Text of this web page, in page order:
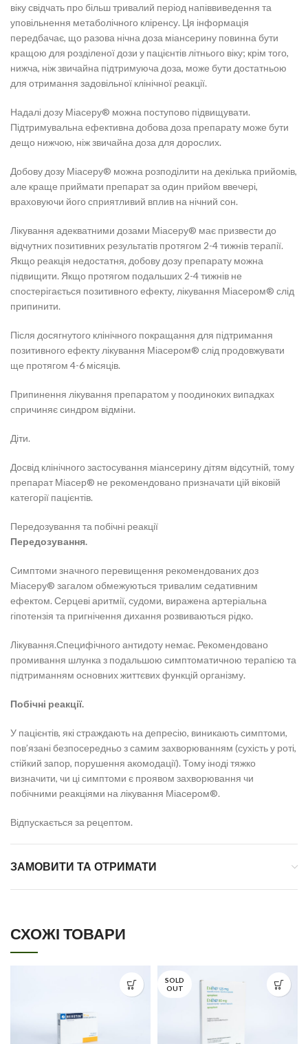
віку свідчать про більш тривалий період напіввиведення та
уповільнення метаболічного кліренсу. Ця інформація
передбачає, що разова нічна доза міансерину повинна бути
кращою для розділеної дози у пацієнтів літнього віку; крім того,
нижча, ніж звичайна підтримуюча доза, може бути достатньою
для отримання задовільної клінічної реакції.
Надалі дозу Міасеру® можна поступово підвищувати.
Підтримувальна ефективна добова доза препарату може бути
дещо нижчою, ніж звичайна доза для дорослих.
Добову дозу Міасеру® можна розподілити на декілька прийомів,
але краще приймати препарат за один прийом ввечері,
враховуючи його сприятливий вплив на нічний сон.
Лікування адекватними дозами Міасеру® має призвести до
відчутних позитивних результатів протягом 2-4 тижнів терапії.
Якщо реакція недостатня, добову дозу препарату можна
підвищити. Якщо протягом подальших 2-4 тижнів не
спостерігається позитивного ефекту, лікування Міасером® слід
припинити.
Після досягнутого клінічного покращання для підтримання
позитивного ефекту лікування Міасером® слід продовжувати
ще протягом 4-6 місяців.
Припинення лікування препаратом у поодиноких випадках
спричиняє синдром відміни.
Діти.
Досвід клінічного застосування міансерину дітям відсутній, тому
препарат Міасер® не рекомендовано призначати цій віковій
категорії пацієнтів.
Передозування та побічні реакції
Передозування.
Симптоми значного перевищення рекомендованих доз
Міасеру® загалом обмежуються тривалим седативним
ефектом. Серцеві аритмії, судоми, виражена артеріальна
гіпотензія та пригнічення дихання розвиваються рідко.
Лікування.Специфічного антидоту немає. Рекомендовано
промивання шлунка з подальшою симптоматичною терапією та
підтриманням основних життєвих функцій організму.
Побічні реакції.
У пацієнтів, які страждають на депресію, виникають симптоми,
пов’язані безпосередньо з самим захворюванням (сухість у роті,
стійкий запор, порушення акомодації). Тому іноді тяжко
визначити, чи ці симптоми є проявом захворювання чи
побічними реакціями на лікування Міасером®.
Відпускається за рецептом.
ЗАМОВИТИ ТА ОТРИМАТИ
СХОЖІ ТОВАРИ
SOLD
OUT